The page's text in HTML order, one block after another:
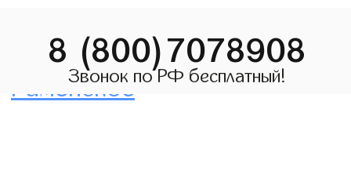
8 (800)7078908
Звонок по РФ бесплатный!